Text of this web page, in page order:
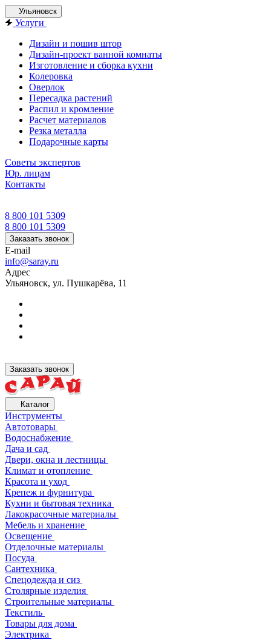
Ульяновск
Услуги
Дизайн и пошив штор
Дизайн-проект ванной комнаты
Изготовление и сборка кухни
Колеровка
Оверлок
Пересадка растений
Распил и кромление
Расчет материалов
Резка металла
Подарочные карты
Советы экспертов
Юр. лицам
Контакты
8 800 101 5309
8 800 101 5309
Заказать звонок
E-mail
info@saray.ru
Адрес
Ульяновск, ул. Пушкарёва, 11
Заказать звонок
Каталог
Инструменты
Автотовары
Водоснабжение
Дача и сад
Двери, окна и лестницы
Климат и отопление
Красота и уход
Крепеж и фурнитура
Кухни и бытовая техника
Лакокрасочные материалы
Мебель и хранение
Освещение
Отделочные материалы
Посуда
Сантехника
Спецодежда и сиз
Столярные изделия
Строительные материалы
Текстиль
Товары для дома
Электрика